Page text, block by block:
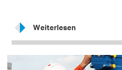
Weiterlesen